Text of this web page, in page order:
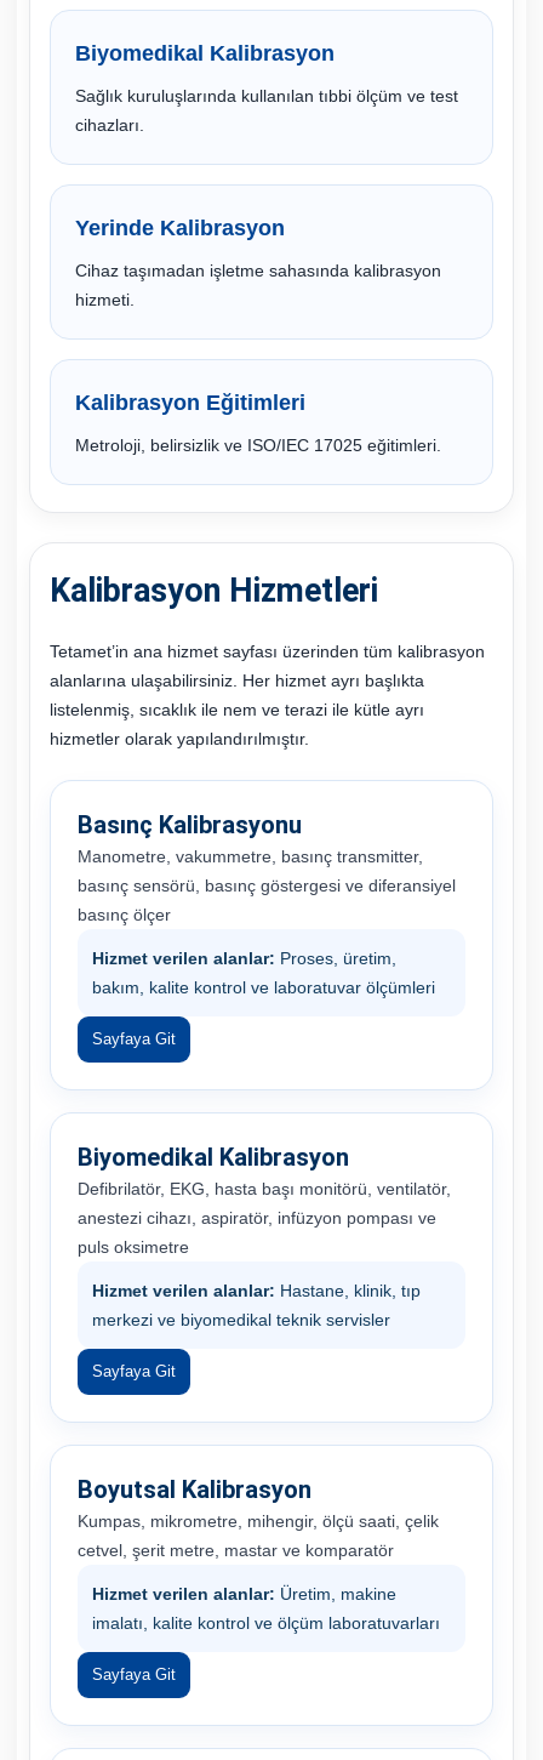
Biyomedikal Kalibrasyon
Sağlık kuruluşlarında kullanılan tıbbi ölçüm ve test
cihazları.
Yerinde Kalibrasyon
Cihaz taşımadan işletme sahasında kalibrasyon
hizmeti.
Kalibrasyon Eğitimleri
Metroloji, belirsizlik ve ISO/IEC 17025 eğitimleri.
Kalibrasyon Hizmetleri
Tetamet’in ana hizmet sayfası üzerinden tüm kalibrasyon
alanlarına ulaşabilirsiniz. Her hizmet ayrı başlıkta
listelenmiş, sıcaklık ile nem ve terazi ile kütle ayrı
hizmetler olarak yapılandırılmıştır.
Basınç Kalibrasyonu
Manometre, vakummetre, basınç transmitter,
basınç sensörü, basınç göstergesi ve diferansiyel
basınç ölçer
Hizmet verilen alanlar: Proses, üretim,
bakım, kalite kontrol ve laboratuvar ölçümleri
Sayfaya Git
Biyomedikal Kalibrasyon
Defibrilatör, EKG, hasta başı monitörü, ventilatör,
anestezi cihazı, aspiratör, infüzyon pompası ve
puls oksimetre
Hizmet verilen alanlar: Hastane, klinik, tıp
merkezi ve biyomedikal teknik servisler
Sayfaya Git
Boyutsal Kalibrasyon
Kumpas, mikrometre, mihengir, ölçü saati, çelik
cetvel, şerit metre, mastar ve komparatör
Hizmet verilen alanlar: Üretim, makine
imalatı, kalite kontrol ve ölçüm laboratuvarları
Sayfaya Git